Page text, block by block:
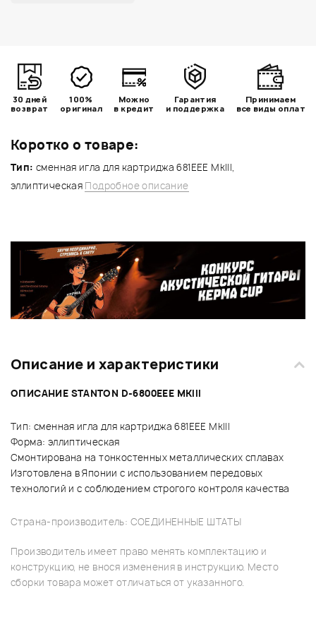
Коротко о товаре:
Тип: сменная игла для картриджа 681EEE MkIII,
эллиптическая Подробное описание
30 дней
возврат
100%
оригинал
Можно
в кредит
Гарантия
и поддержка
Принимаем
все виды оплат
Описание и характеристики
ОПИСАНИЕ STANTON D-6800EEE MKIII
Тип: сменная игла для картриджа 681EEE MkIII
Форма: эллиптическая
Смонтирована на тонкостенных металлических сплавах
Изготовлена в Японии с использованием передовых
технологий и с соблюдением строгого контроля качества
Страна-производитель: СОЕДИНЕННЫЕ ШТАТЫ
Производитель имеет право менять комплектацию и
конструкцию, не внося изменения в инструкцию. Место
сборки товара может отличаться от указанного.